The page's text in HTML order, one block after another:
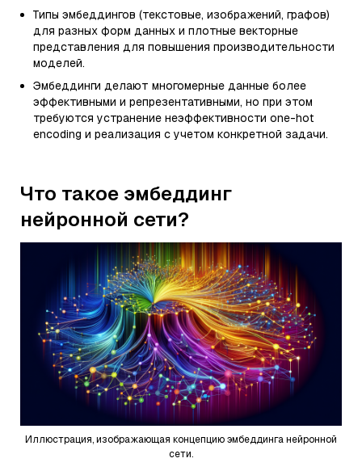
Типы эмбеддингов (текстовые, изображений, графов)
для разных форм данных и плотные векторные
представления для повышения производительности
моделей.
Эмбеддинги делают многомерные данные более
эффективными и репрезентативными, но при этом
требуются устранение неэффективности one-hot
encoding и реализация с учетом конкретной задачи.
Что такое эмбеддинг
нейронной сети?
Иллюстрация, изображающая концепцию эмбеддинга нейронной
сети.